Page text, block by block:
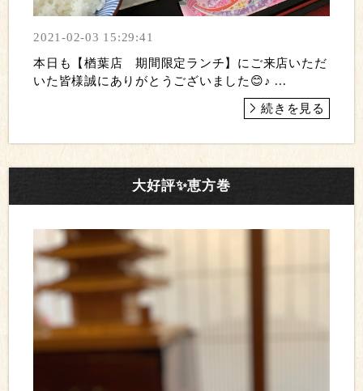
2021-02-03 15:29:41
本日も【楢葉店 期間限定ランチ】にご来店いただ
いた皆様誠にありがとうございました😊♪ ...
続きを見る
大好評✨恵方巻